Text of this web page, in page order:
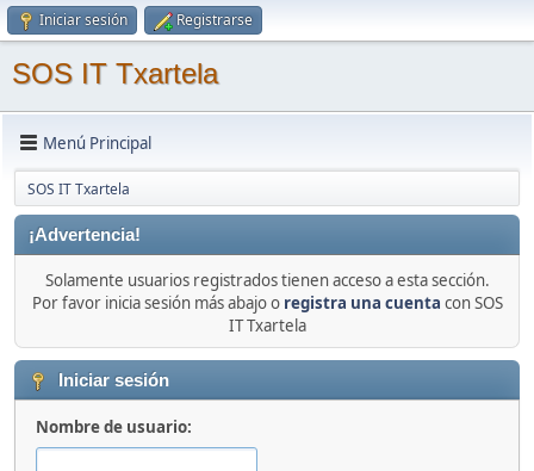
Iniciar sesión Registrarse
SOS IT Txartela
Menú Principal
SOS IT Txartela
¡Advertencia!
Solamente usuarios registrados tienen acceso a esta sección.
Por favor inicia sesión más abajo o registra una cuenta con SOS
IT Txartela
Iniciar sesión
Nombre de usuario: